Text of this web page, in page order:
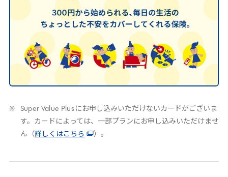
Super Value Plus にお申し込みいただけないカードがございま
す。カードによっては、一部プランにお申し込みいただけませ
ん（詳しくはこちら ）。